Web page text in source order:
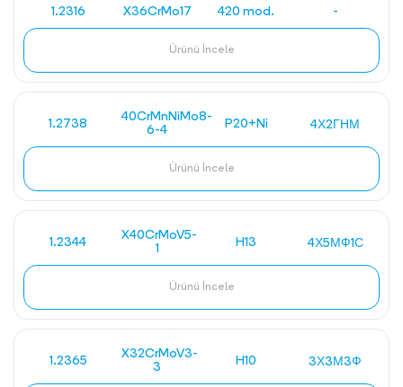
1.2316 X36CrMo17 420 mod. -
Ürünü İncele
1.2738
40CrMnNiMo8-
6-4
P20+Ni 4Х2ГНМ
Ürünü İncele
1.2344
X40CrMoV5-
1
H13 4Х5МФ1С
Ürünü İncele
1.2365
X32CrMoV3-
3
H10 3Х3М3Ф